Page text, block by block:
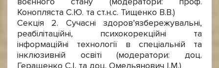
Конопляста С.Ю. та ст.н.с. Тищенко В.В.)
Секція 2. Сучасні здоров’язбережувальні,
реабілітаційні, психокорекційні та
інформаційні технології в спеціальній та
інклюзивній освіті (модератори: доц.
Геращенко С.І. та доц. Омельянович І.М.)